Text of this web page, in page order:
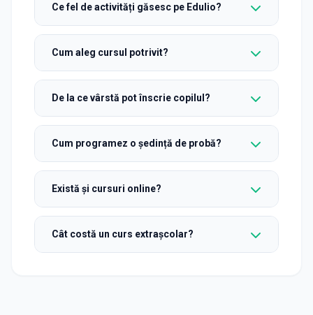
Ce fel de activități găsesc pe Edulio?
Cum aleg cursul potrivit?
De la ce vârstă pot înscrie copilul?
Cum programez o ședință de probă?
Există și cursuri online?
Cât costă un curs extrașcolar?